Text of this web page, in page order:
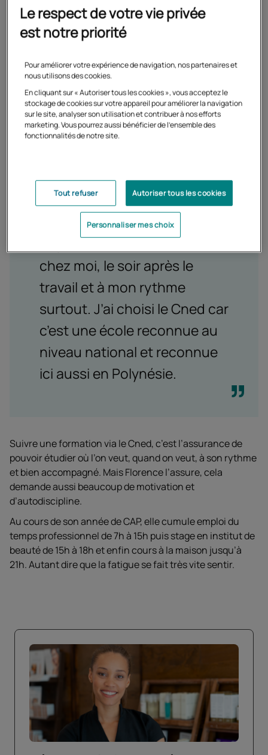
cursus scientifique au lycée, s’oriente ensuite vers un
BTS électrotechnique et une licence en énergie
renouvelable avant d’entamer une carrière
est salariée lorsque son nouveau projet professionnel
prend forme. Le CAP qu’elle souhaite préparer s’étalant
sur une période de 12 mois, la formation à distance lui
semble la modalité la plus adaptée.
Je pouvais suivre les cours de
chez moi, le soir après le
travail et à mon rythme
surtout. J’ai choisi le Cned car
c’est une école reconnue au
niveau national et reconnue
ici aussi en Polynésie.
Suivre une formation via le Cned, c’est l’assurance de
pouvoir étudier où l’on veut, quand on veut, à son rythme
et bien accompagné. Mais Florence l’assure, cela
demande aussi beaucoup de motivation et
d’autodiscipline.
Au cours de son année de CAP, elle cumule emploi du
temps professionnel de 7h à 15h puis stage en institut de
beauté de 15h à 18h et enfin cours à la maison jusqu’à
21h. Autant dire que la fatigue se fait très vite sentir.
Le respect de votre vie privée
est notre priorité
Pour améliorer votre expérience de navigation, nos partenaires et
nous utilisons des cookies.
En cliquant sur « Autoriser tous les cookies », vous acceptez le
stockage de cookies sur votre appareil pour améliorer la navigation
sur le site, analyser son utilisation et contribuer à nos efforts
marketing. Vous pourrez aussi bénéficier de l'ensemble des
fonctionnalités de notre site.
Tout refuser Autoriser tous les cookies
Personnaliser mes choix